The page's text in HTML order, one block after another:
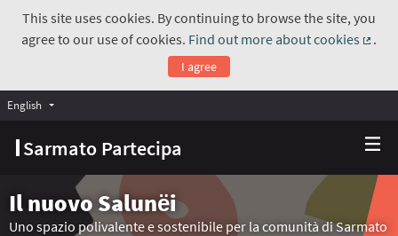
This site uses cookies. By continuing to browse the site, you
agree to our use of cookies. Find out more about cookies
.
I agree
Sarmato Partecipa
English Choose language
Il nuovo Salunёi
Uno spazio polivalente e sostenibile per la comunità di Sarmato